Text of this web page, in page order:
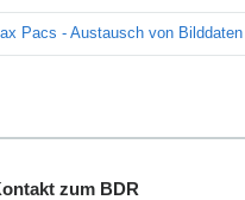
Pacs - Austausch von Bilddaten
zum BDR